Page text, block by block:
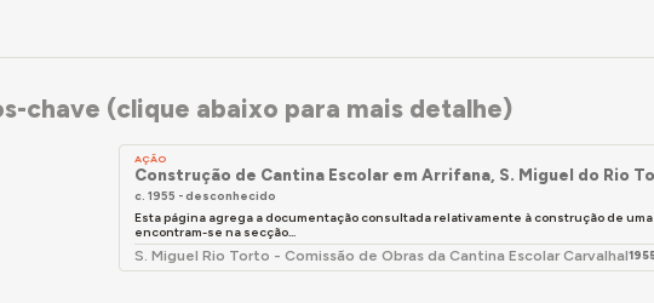
chave (clique abaixo para mais detalhe)
AÇÃO
Construção de Cantina Escolar em Arrifana, S. Miguel do Rio
c. 1955 - desconhecido
Esta página agrega a documentação consultada relativamente à construção de
encontram-se na secção...
S. Miguel Rio Torto - Comissão de Obras da Cantina Escolar Carvalhal